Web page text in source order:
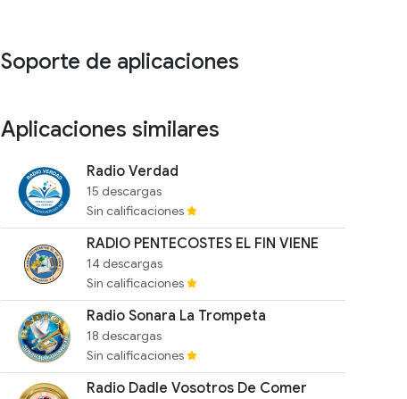
Soporte de aplicaciones
Aplicaciones similares
Radio Verdad
15 descargas
Sin calificaciones
RADIO PENTECOSTES EL FIN VIENE
14 descargas
Sin calificaciones
Radio Sonara La Trompeta
18 descargas
Sin calificaciones
Radio Dadle Vosotros De Comer